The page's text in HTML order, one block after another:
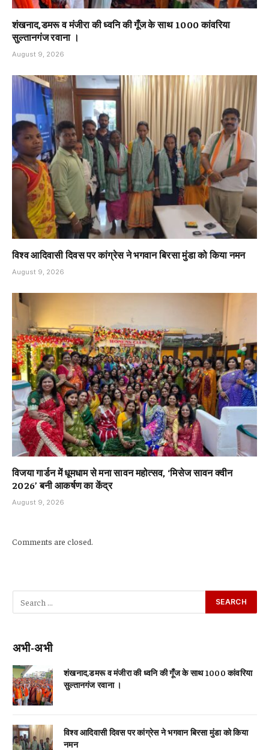
शंखनाद,डमरू व मंजीरा की ध्वनि की गूँज के साथ 1000 कांवरिया
सुल्तानगंज रवाना ।
August 9, 2026
विश्व आदिवासी दिवस पर कांग्रेस ने भगवान बिरसा मुंडा को किया नमन
August 9, 2026
विजया गार्डन में धूमधाम से मना सावन महोत्सव, ‘मिसेज सावन क्वीन
2026’ बनी आकर्षण का केंद्र
August 9, 2026
Comments are closed.
अभी-अभी
शंखनाद,डमरू व मंजीरा की ध्वनि की गूँज के साथ 1000 कांवरिया
सुल्तानगंज रवाना ।
विश्व आदिवासी दिवस पर कांग्रेस ने भगवान बिरसा मुंडा को किया
नमन